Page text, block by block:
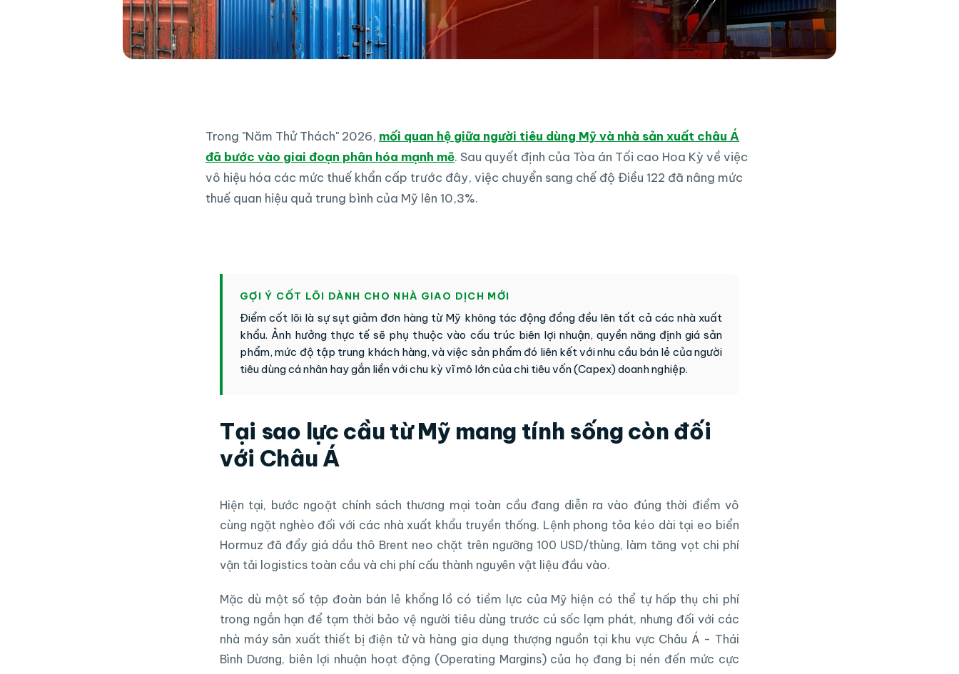
Trong "Năm Thử Thách" 2026, mối quan hệ giữa người tiêu dùng Mỹ và nhà sản xuất châu Á
đã bước vào giai đoạn phân hóa mạnh mẽ. Sau quyết định của Tòa án Tối cao Hoa Kỳ về việc
vô hiệu hóa các mức thuế khẩn cấp trước đây, việc chuyển sang chế độ Điều 122 đã nâng mức
thuế quan hiệu quả trung bình của Mỹ lên 10,3%.
GỢI Ý CỐT LÕI DÀNH CHO NHÀ GIAO DỊCH MỚI
Điểm cốt lõi là sự sụt giảm đơn hàng từ Mỹ không tác động đồng đều lên tất cả các nhà xuất
khẩu. Ảnh hưởng thực tế sẽ phụ thuộc vào cấu trúc biên lợi nhuận, quyền năng định giá sản
phẩm, mức độ tập trung khách hàng, và việc sản phẩm đó liên kết với nhu cầu bán lẻ của người
tiêu dùng cá nhân hay gắn liền với chu kỳ vĩ mô lớn của chi tiêu vốn (Capex) doanh nghiệp.
Tại sao lực cầu từ Mỹ mang tính sống còn đối
với Châu Á
Hiện tại, bước ngoặt chính sách thương mại toàn cầu đang diễn ra vào đúng thời điểm vô
cùng ngặt nghèo đối với các nhà xuất khẩu truyền thống. Lệnh phong tỏa kéo dài tại eo biển
Hormuz đã đẩy giá dầu thô Brent neo chặt trên ngưỡng 100 USD/thùng, làm tăng vọt chi phí
vận tải logistics toàn cầu và chi phí cấu thành nguyên vật liệu đầu vào.
Mặc dù một số tập đoàn bán lẻ khổng lồ có tiềm lực của Mỹ hiện có thể tự hấp thụ chi phí
trong ngắn hạn để tạm thời bảo vệ người tiêu dùng trước cú sốc lạm phát, nhưng đối với các
nhà máy sản xuất thiết bị điện tử và hàng gia dụng thượng nguồn tại khu vực Châu Á - Thái
Bình Dương, biên lợi nhuận hoạt động (Operating Margins) của họ đang bị nén đến mức cực